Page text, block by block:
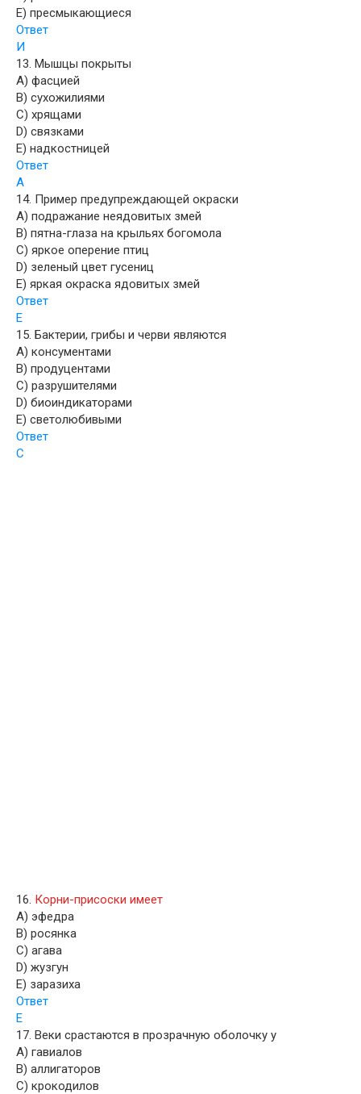
E) пресмыкающиеся
Ответ
И
13. Мышцы покрыты
A) фасцией
B) сухожилиями
C) хрящами
D) связками
E) надкостницей
Ответ
А
14. Пример предупреждающей окраски
A) подражание неядовитых змей
B) пятна-глаза на крыльях богомола
C) яркое оперение птиц
D) зеленый цвет гусениц
E) яркая окраска ядовитых змей
Ответ
Е
15. Бактерии, грибы и черви являются
A) консументами
B) продуцентами
C) разрушителями
D) биоиндикаторами
E) светолюбивыми
Ответ
С
16. Корни-присоски имеет
A) эфедра
B) росянка
C) агава
D) жузгун
E) заразиха
Ответ
Е
17. Веки срастаются в прозрачную оболочку у
A) гавиалов
B) аллигаторов
C) крокодилов